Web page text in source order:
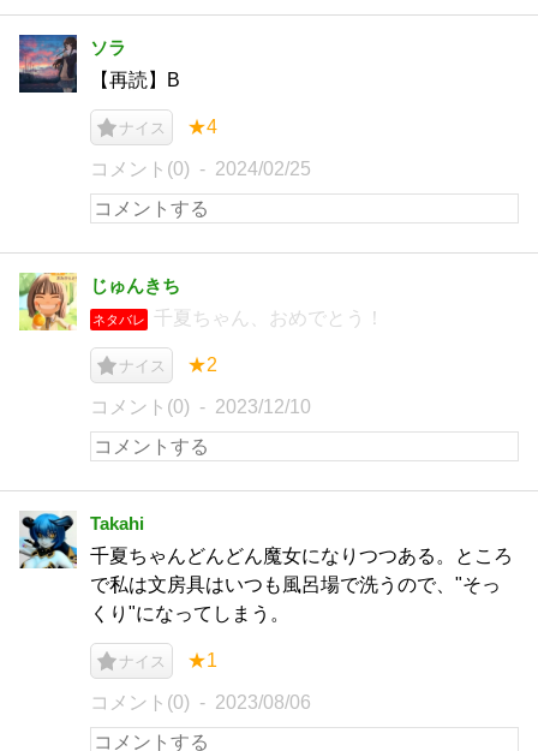
ソラ
【再読】B
ナイス ★4
コメント(0) 2024/02/25
じゅんきち
ネタバレ 千夏ちゃん、おめでとう！
ナイス ★2
コメント(0) 2023/12/10
Takahi
千夏ちゃんどんどん魔女になりつつある。ところ
で私は文房具はいつも風呂場で洗うので、"そっ
くり"になってしまう。
ナイス ★1
コメント(0) 2023/08/06